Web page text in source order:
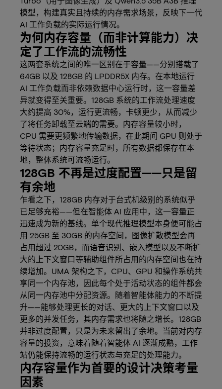
模型，构建真实且持续的内存需求场景，反映下一代
AI 工作负载的实际运行情况。
为何内存容量（而非计算能力）决
定了工作流的流畅性
这两套系统之间的唯一区别在于容量——分别搭载了
64GB 以及 128GB 的 LPDDR5X 内存。在本地运行
AI 工作负载而非依赖数据中心运行时，这一容量差
异就变得至关重要。128GB 系统的工作流处理速度
大约提高 30%，运行更流畅，卡顿更少，从而减少
了将任务卸载至云端的需要。内存容量较小时，
CPU 需要更频繁地传输数据，在此期间 GPU 则处于
等待状态；内存容量充足时，所有数据都保存在本
地，整体系统可流畅运行。
128GB 不再是过度配置——只是留
有余地
乍看之下，128GB 内存对于台式机级别的系统似乎
已足够充裕——但在智能体 AI 应用中，这一容量正
迅速成为新的基线。单个现代推理模型本身便可能占
用 25GB 至 30GB 的内存空间，图像扩散模型会再
占用超过 20GB，而语音识别、嵌入模型以及不断扩
大的上下文窗口等辅助组件所占用的内存空间也在持
续增加。UMA 架构之下，CPU、GPU 和操作系统共
享同一个内存池，因此每个处于活动状态的组件都会
从同一内存池中分配资源。随着智能体能力的不断提
升——能够处理更长的对话、更大的上下文窗口以及
更多的并发任务，其内存需求也将随之增长。128GB
并非过度配置，只是为未来留出了余地。当前对内存
容量的投资，意味着随着智能体 AI 逐渐成熟，工作
站仍能保持流畅的运行状态与充足的处理能力。
内存容量作为首要的设计决策考量
因素